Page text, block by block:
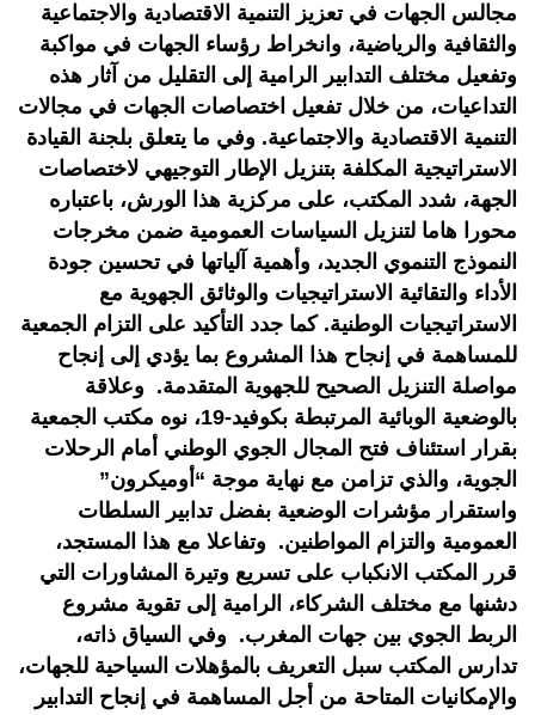
مجالس الجهات في تعزيز التنمية الاقتصادية والاجتماعية
والثقافية والرياضية، وانخراط رؤساء الجهات في مواكبة
وتفعيل مختلف التدابير الرامية إلى التقليل من آثار هذه
التداعيات، من خلال تفعيل اختصاصات الجهات في مجالات
التنمية الاقتصادية والاجتماعية. وفي ما يتعلق بلجنة القيادة
الاستراتيجية المكلفة بتنزيل الإطار التوجيهي لاختصاصات
الجهة، شدد المكتب، على مركزية هذا الورش، باعتباره
محورا هاما لتنزيل السياسات العمومية ضمن مخرجات
النموذج التنموي الجديد، وأهمية آلياتها في تحسين جودة
الأداء والتقائية الاستراتيجيات والوثائق الجهوية مع
الاستراتيجيات الوطنية. كما جدد التأكيد على التزام الجمعية
للمساهمة في إنجاح هذا المشروع بما يؤدي إلى إنجاح
مواصلة التنزيل الصحيح للجهوية المتقدمة. وعلاقة
بالوضعية الوبائية المرتبطة بكوفيد-19، نوه مكتب الجمعية
بقرار استئناف فتح المجال الجوي الوطني أمام الرحلات
الجوية، والذي تزامن مع نهاية موجة “أوميكرون”
واستقرار مؤشرات الوضعية بفضل تدابير السلطات
العمومية والتزام المواطنين. وتفاعلا مع هذا المستجد،
قرر المكتب الانكباب على تسريع وتيرة المشاورات التي
دشنها مع مختلف الشركاء، الرامية إلى تقوية مشروع
الربط الجوي بين جهات المغرب. وفي السياق ذاته،
تدارس المكتب سبل التعريف بالمؤهلات السياحية للجهات،
والإمكانيات المتاحة من أجل المساهمة في إنجاح التدابير